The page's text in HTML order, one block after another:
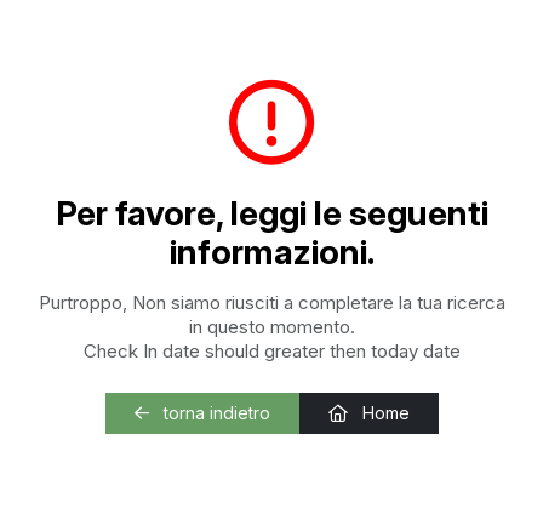
Per favore, leggi le seguenti
informazioni.
Purtroppo, Non siamo riusciti a completare la tua ricerca
in questo momento.
Check In date should greater then today date
torna indietro Home